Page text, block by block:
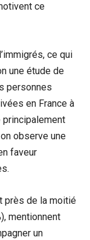
ce
ce qui
une étude de
personnes
en France à
principalement
observe une
faveur
près de la moitié
mentionnent
un